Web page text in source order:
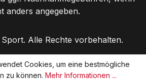
anders angegeben.
Alle Rechte vorbehalten.
Cookies, um eine bestmögliche
zu können. Mehr Informationen ...